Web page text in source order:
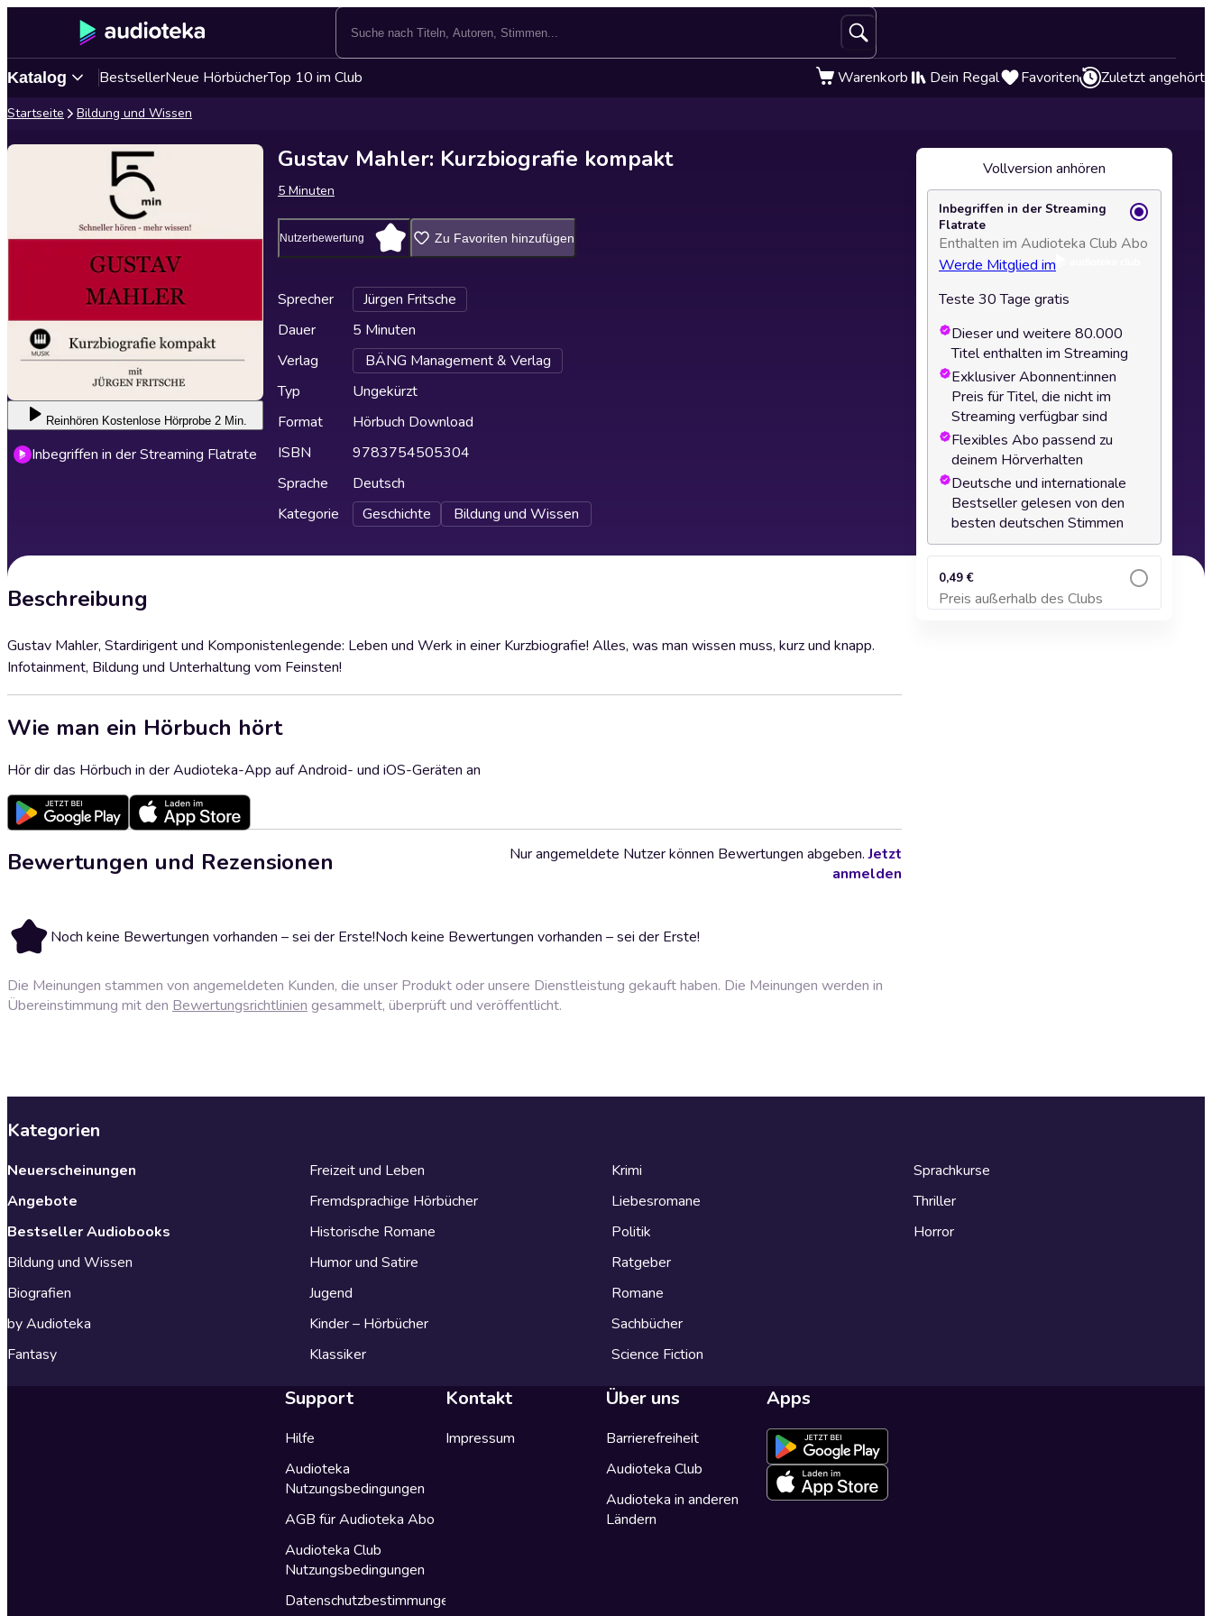
Katalog BestsellerNeue HörbücherTop 10 im Club Warenkorb Dein Regal Favoriten Zuletzt angehört
Startseite Bildung und Wissen
Reinhören Kostenlose Hörprobe 2 Min.
Inbegriffen in der Streaming Flatrate
Gustav Mahler: Kurzbiografie kompakt
5 Minuten
Nutzerbewertung Zu Favoriten hinzufügen
Sprecher
Jürgen Fritsche
Dauer
5 Minuten
Verlag
BÄNG Management & Verlag
Typ
Ungekürzt
Format
Hörbuch Download
ISBN
9783754505304
Sprache
Deutsch
Kategorie
Geschichte Bildung und Wissen
Beschreibung
Gustav Mahler, Stardirigent und Komponistenlegende: Leben und Werk in einer Kurzbiografie! Alles, was man wissen muss, kurz und knapp.
Infotainment, Bildung und Unterhaltung vom Feinsten!
Wie man ein Hörbuch hört
Hör dir das Hörbuch in der Audioteka-App auf Android- und iOS-Geräten an
Bewertungen und Rezensionen
Noch keine Bewertungen vorhanden – sei der Erste!Noch keine Bewertungen vorhanden – sei der Erste!
Nur angemeldete Nutzer können Bewertungen abgeben.Jetzt
anmelden
Die Meinungen stammen von angemeldeten Kunden, die unser Produkt oder unsere Dienstleistung gekauft haben. Die Meinungen werden in
Übereinstimmung mit den Bewertungsrichtlinien gesammelt, überprüft und veröffentlicht.
Vollversion anhören
Inbegriffen in der Streaming
Flatrate
Enthalten im Audioteka Club Abo
Werde Mitglied im
Teste 30 Tage gratis
Dieser und weitere 80.000
Titel enthalten im Streaming
Exklusiver Abonnent:innen
Preis für Titel, die nicht im
Streaming verfügbar sind
Flexibles Abo passend zu
deinem Hörverhalten
Deutsche und internationale
Bestseller gelesen von den
besten deutschen Stimmen
0,49 €
Preis außerhalb des Clubs
Zum Warenkorb hinzufügen
Kategorien
Neuerscheinungen
Angebote
Bestseller Audiobooks
Bildung und Wissen
Biografien
by Audioteka
Fantasy
Freizeit und Leben
Fremdsprachige Hörbücher
Historische Romane
Humor und Satire
Jugend
Kinder – Hörbücher
Klassiker
Krimi
Liebesromane
Politik
Ratgeber
Romane
Sachbücher
Science Fiction
Sprachkurse
Thriller
Horror
Support
Hilfe
Audioteka
Nutzungsbedingungen
AGB für Audioteka Abo
Audioteka Club
Nutzungsbedingungen
Datenschutzbestimmungen
Kontakt
Impressum
Über uns
Barrierefreiheit
Audioteka Club
Audioteka in anderen
Ländern
Apps